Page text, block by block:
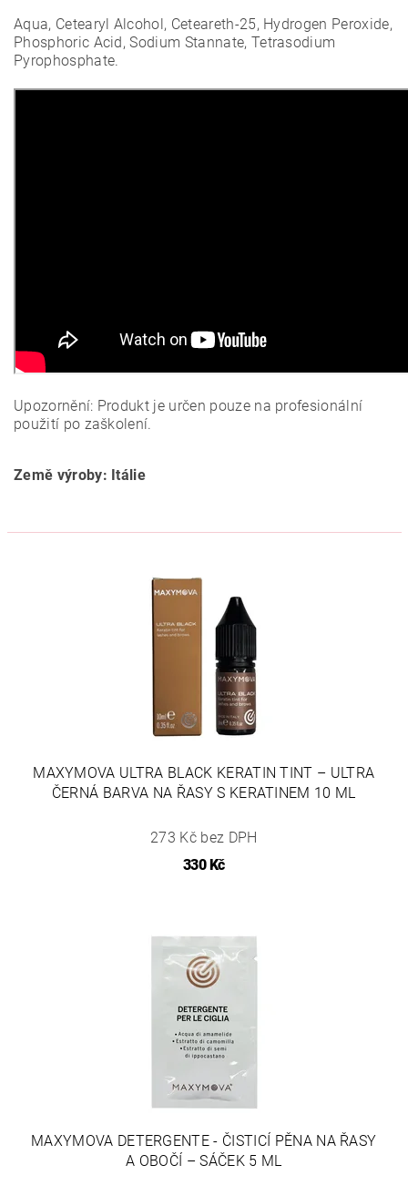
Aqua, Cetearyl Alcohol, Ceteareth-25, Hydrogen Peroxide,
Phosphoric Acid, Sodium Stannate, Tetrasodium
Pyrophosphate.
Upozornění: Produkt je určen pouze na profesionální
použití po zaškolení.
Země výroby: Itálie
MAXYMOVA ULTRA BLACK KERATIN TINT – ULTRA
ČERNÁ BARVA NA ŘASY S KERATINEM 10 ML
273 Kč bez DPH
330 Kč
MAXYMOVA DETERGENTE - ČISTICÍ PĚNA NA ŘASY
A OBOČÍ – SÁČEK 5 ML